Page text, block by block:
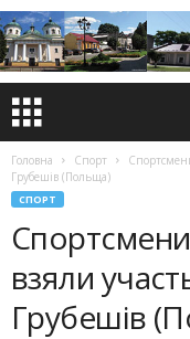
Головна Спорт
Грубешів (Польща)
СПОРТ
взяли
Грубешів